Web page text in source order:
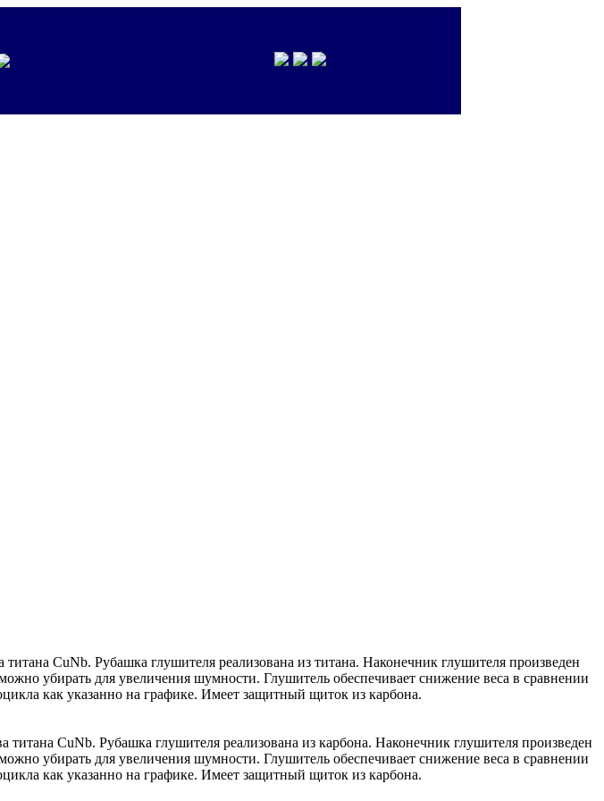
CuNb. Рубашка глушителя реализована из титана. Наконечник глушителя произведен
убирать для увеличения шумности. Глушитель обеспечивает снижение веса в сравнении
как указанно на графике. Имеет защитный щиток из карбона.
CuNb. Рубашка глушителя реализована из карбона. Наконечник глушителя произведен
убирать для увеличения шумности. Глушитель обеспечивает снижение веса в сравнении
как указанно на графике. Имеет защитный щиток из карбона.